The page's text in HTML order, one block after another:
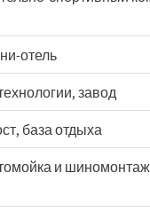
отель
завод
база отдыха
и